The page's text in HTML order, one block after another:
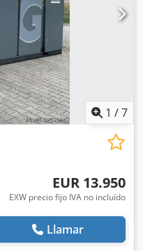
1 /7
EUR 13.950
EXW precio fijo IVA no incluído
Llamar